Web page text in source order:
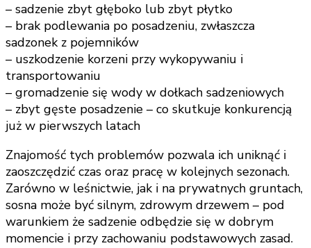
– sadzenie zbyt głęboko lub zbyt płytko
– brak podlewania po posadzeniu, zwłaszcza
sadzonek z pojemników
– uszkodzenie korzeni przy wykopywaniu i
transportowaniu
– gromadzenie się wody w dołkach sadzeniowych
– zbyt gęste posadzenie – co skutkuje konkurencją
już w pierwszych latach
Znajomość tych problemów pozwala ich uniknąć i
zaoszczędzić czas oraz pracę w kolejnych sezonach.
Zarówno w leśnictwie, jak i na prywatnych gruntach,
sosna może być silnym, zdrowym drzewem – pod
warunkiem że sadzenie odbędzie się w dobrym
momencie i przy zachowaniu podstawowych zasad.